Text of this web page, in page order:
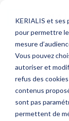
KERIALIS et ses
pour permettre
mesure
Vous pouvez
autoriser et
refus des
contenus
sont pas
permettent de
Encore plus
newsletter !
Je m'inscris